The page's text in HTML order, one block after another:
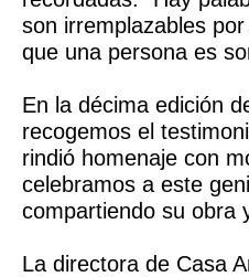
son irremplazables
que una persona es
En la décima edición
recogemos el
rindió homenaje con
celebramos a este
compartiendo su obra
La directora de Casa